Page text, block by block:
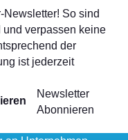
So sind
und verpassen keine
der
ist jederzeit
Newsletter
Abonnieren